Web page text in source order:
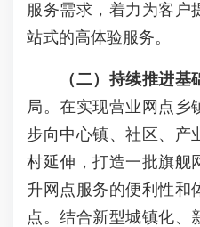
服务需求，着力为客户
站式的高体验服务。
（二）持续推进基
局。在实现营业网点乡
步向中心镇、社区、产
村延伸，打造一批旗舰
升网点服务的便利性和
点。结合新型城镇化、